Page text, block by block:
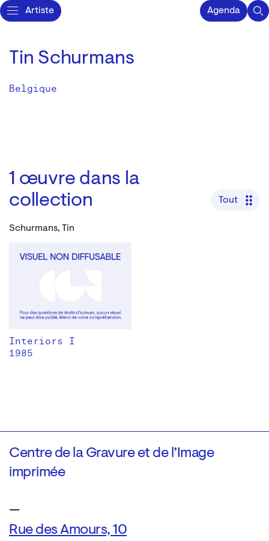
Artiste Agenda
Tin Schurmans
Belgique
1 œuvre dans la
collection
Tout
Schurmans, Tin
Interiors I
1985
Centre de la Gravure et de l’Image
imprimée
—
Rue des Amours, 10